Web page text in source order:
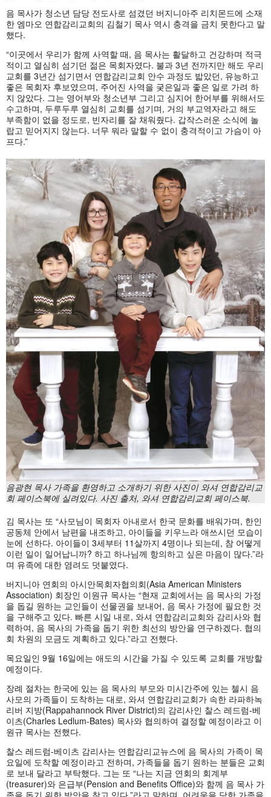
음 목사가 청소년 담당 전도사로 섬겼던 버지니아주 리치몬드에 소재
한 엠마오 연합감리교회의 김철기 목사 역시 충격을 금치 못한다고 말
했다.
“이곳에서 우리가 함께 사역할 때, 음 목사는 활달하고 건강하며 적극
적이고 열심히 섬기던 젊은 목회자였다. 불과 3년 전까지만 해도 우리
교회를 3년간 섬기면서 연합감리교회 안수 과정도 밟았던, 유능하고
좋은 목회자 후보였으며, 주어진 사역을 궂은일과 좋은 일로 가려 하
지 않았다. 그는 영어부와 청소년부 그리고 심지어 한어부를 위해서도
수고하며, 두루두루 열심히 교회를 섬기며, 거의 부교역자라고 해도
부족함이 없을 정도로, 빈자리를 잘 채워줬다. 갑작스러운 소식에 놀
랍고 믿어지지 않는다. 너무 뭐라 말할 수 없이 충격적이고 가슴이 아
프다.”
음광현 목사 가족을 환영하고 소개하기 위한 사진이 와셔 연합감리교
회 페이스북에 실려있다. 사진 출처, 와셔 연합감리교회 페이스북.
김 목사는 또 “사모님이 목회자 아내로서 한국 문화를 배워가며, 한인
공동체 안에서 남편을 내조하고, 아이들을 키우느라 애쓰시던 모습이
눈에 선하다. 아이들이 3세부터 11살까지 4명이나 되는데, 참 어떻게
이런 일이 일어납니까? 하고 하나님께 항의하고 싶은 마음이 많다.”라
며 유족에 대한 염려도 덧붙였다.
버지니아 연회의 아시안목회자협의회(Asia American Ministers
Association) 회장인 이원규 목사는 “현재 교회에서는 음 목사의 가정
을 돕길 원하는 교인들이 선물권을 보내어, 음 목사 가정에 필요한 것
을 구해주고 있다. 빠른 시일 내로, 와셔 연합감리교회와 감리사와 협
력하여, 음 목사의 가족을 돕기 위한 최선의 방안을 연구하겠다. 협의
회 차원의 모금도 계획하고 있다.”라고 전했다.
목요일인 9월 16일에는 애도의 시간을 가질 수 있도록 교회를 개방할
예정이다.
장례 절차는 한국에 있는 음 목사의 부모와 미시간주에 있는 첼시 음
사모의 가족들이 도착하는 대로, 와셔 연합감리교회가 속한 라파하녹
리버 지방(Rappahannock River District)의 감리사인 찰스 레드럼-베
이츠(Charles Ledlum-Bates) 목사와 협의하여 결정할 예정이라고 이
원규 목사는 전했다.
찰스 레드럼-베이츠 감리사는 연합감리교뉴스에 음 목사의 가족이 목
요일에 도착할 예정이라고 전하며, 가족들을 돕기 원하는 분들은 교회
로 보내 달라고 부탁했다. 그는 또 “나는 지금 연회의 회계부
(treasurer)와 은급부(Pension and Benefits Office)와 함께 음 목사 가